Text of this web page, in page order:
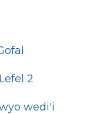
2
wedi'i